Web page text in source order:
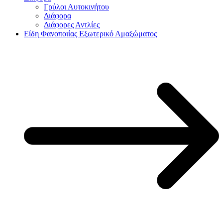
Γρύλοι Αυτοκινήτου
Διάφορα
Διάφορες Αντλίες
Είδη Φανοποιίας Εξωτερικό Αμαξώματος